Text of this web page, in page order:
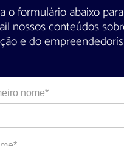
o formulário abaixo
nossos conteúdos
e do
nome*